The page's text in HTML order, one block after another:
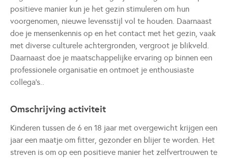
positieve manier kun je het gezin stimuleren om hun
voorgenomen, nieuwe levensstijl vol te houden. Daarnaast
doe je mensenkennis op en het contact met het gezin, vaak
met diverse culturele achtergronden, vergroot je blikveld.
Daarnaast doe je maatschappelijke ervaring op binnen een
professionele organisatie en ontmoet je enthousiaste
collega's..
Omschrijving activiteit
Kinderen tussen de 6 en 18 jaar met overgewicht krijgen een
jaar een maatje om fitter, gezonder en blijer te worden. Het
streven is om op een positieve manier het zelfvertrouwen te